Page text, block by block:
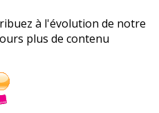
à l'évolution de notre
plus de contenu